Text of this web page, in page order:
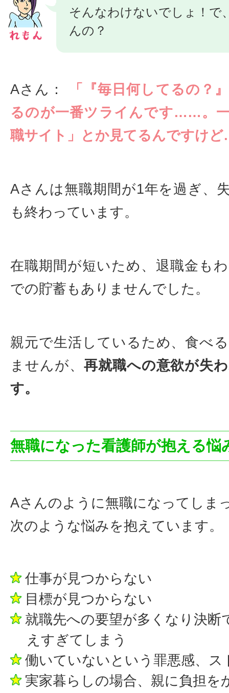
そんなわけないでしょ！で
んの？
Aさん：
「『毎日何してるの？
るのが一番ツライんです……。
職サイト」とか見てるんですけ
Aさんは無職期間が1年を過ぎ、
も終わっています。
在職期間が短いため、退職金も
での貯蓄もありませんでした。
親元で生活しているため、食べ
ませんが、 再就職への意欲が失
す。
無職になった看護師が抱える悩
Aさんのように無職になってしま
次のような悩みを抱えています。
仕事が見つからない
目標が見つからない
就職先への要望が多くなり決断
えすぎてしまう
働いていないという罪悪感、ス
実家暮らしの場合、親に負担を